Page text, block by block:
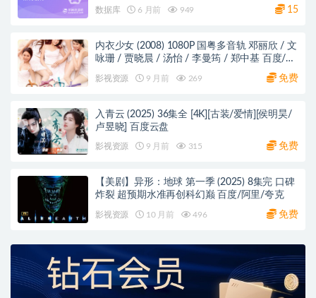
数据库 6 月前 949 15
内衣少女 (2008) 1080P 国粤多音轨 邓丽欣 / 文
咏珊 / 贾晓晨 / 汤怡 / 李曼筠 / 郑中基 百度/阿
影视资源 9 月前 269 免费
入青云 (2025) 36集全 [4K][古装/爱情][侯明昊/
卢昱晓] 百度云盘
影视资源 9 月前 315 免费
【美剧】异形：地球 第一季 (2025) 8集完 口碑
炸裂 超预期水准再创科幻巅 百度/阿里/夸克
影视资源 10 月前 496 免费